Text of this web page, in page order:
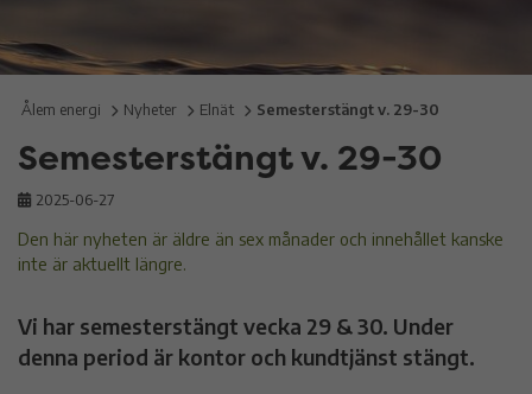
Ålem energi Nyheter Elnät Semesterstängt v. 29-30
Semesterstängt v. 29-30
2025-06-27
Den här nyheten är äldre än sex månader och innehållet kanske
inte är aktuellt längre.
Vi har semesterstängt vecka 29 & 30. Under
denna period är kontor och kundtjänst stängt.